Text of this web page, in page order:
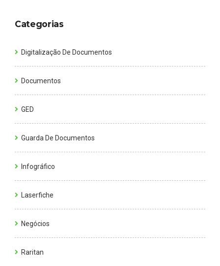
Categorias
Digitalização De Documentos
Documentos
GED
Guarda De Documentos
Infográfico
Laserfiche
Negócios
Raritan